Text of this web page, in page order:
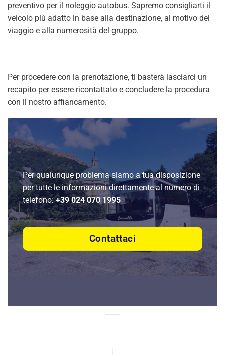
preventivo per il noleggio autobus. Sapremo consigliarti il
veicolo più adatto in base alla destinazione, al motivo del
viaggio e alla numerosità del gruppo.
Per procedere con la prenotazione, ti basterà lasciarci un
recapito per essere ricontattato e concludere la procedura
con il nostro affiancamento.
Per qualunque problema siamo a tua disposizione
per tutte le informazioni direttamente al numero di
telefono:+39 024 070 1995
Contattaci